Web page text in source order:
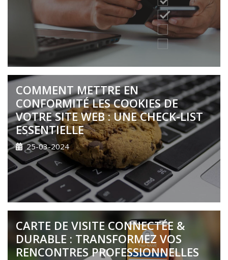
COMMENT METTRE EN
CONFORMITÉ LES COOKIES DE
VOTRE SITE WEB : UNE CHECK-LIST
ESSENTIELLE
25-03-2024
CARTE DE VISITE CONNECTÉE &
DURABLE : TRANSFORMEZ VOS
RENCONTRES PROFESSIONNELLES